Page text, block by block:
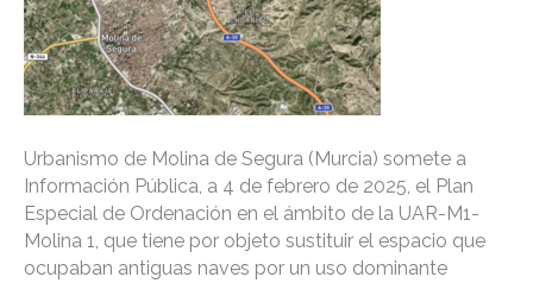
Urbanismo de Molina de Segura (Murcia) somete a
Información Pública, a 4 de febrero de 2025, el Plan
Especial de Ordenación en el ámbito de la UAR-M1-
Molina 1, que tiene por objeto sustituir el espacio que
ocupaban antiguas naves por un uso dominante